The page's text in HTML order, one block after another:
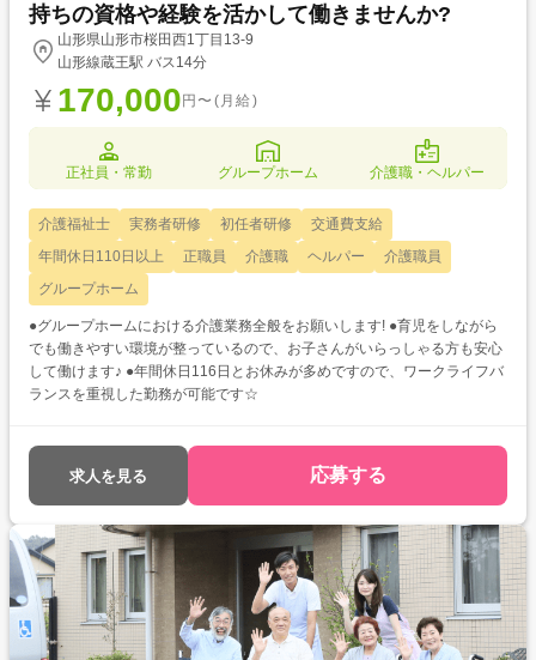
持ちの資格や経験を活かして働きませんか?
山形県山形市桜田西1丁目13-9
山形線蔵王駅 バス14分
170,000 円〜(月給)
正社員・常勤 グループホーム 介護職・ヘルパー
介護福祉士 実務者研修 初任者研修
交通費支給
年間休日110日以上
正職員 介護職 ヘルパー
介護職員
グループホーム
●グループホームにおける介護業務全般をお願いします! ●育児をしながら
でも働きやすい環境が整っているので、お子さんがいらっしゃる方も安心
して働けます♪ ●年間休日116日とお休みが多めですので、ワークライフバ
ランスを重視した勤務が可能です☆
求人を見る 応募する